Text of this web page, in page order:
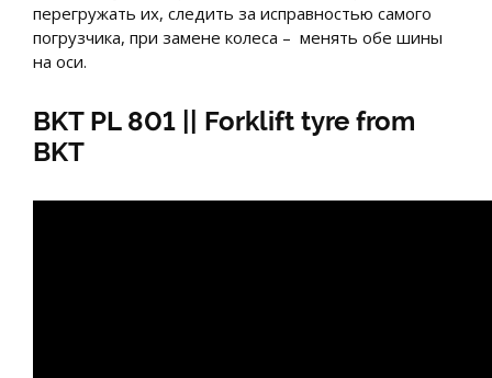
перегружать их, следить за исправностью самого
погрузчика, при замене колеса – менять обе шины
на оси.
BKT PL 801 || Forklift tyre from
BKT